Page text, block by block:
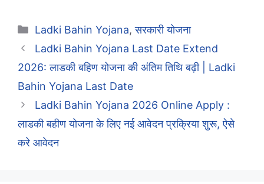
Categories
Ladki Bahin Yojana,सरकारी योजना
Ladki Bahin Yojana Last Date Extend
2026: लाडकी बहिण योजना की अंतिम तिथि बढ़ी | Ladki
Bahin Yojana Last Date
Ladki Bahin Yojana 2026 Online Apply :
लाडकी बहीण योजना के लिए नई आवेदन प्रक्रिया शुरू, ऐसे
करे आवेदन